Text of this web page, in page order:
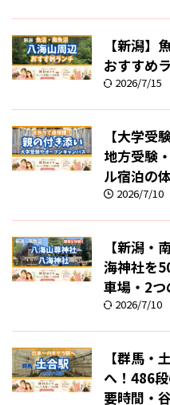
【新潟】
おすすめ
2026/7/15
【大学受
地方受験
ル宿泊の
2026/7/10
【新潟・
海神社を
車場・2
2026/7/10
【群馬・
へ！486
要時間・